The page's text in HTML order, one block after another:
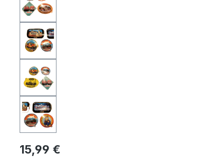
15,99 €